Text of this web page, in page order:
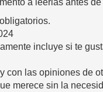
a leerlas antes
incluye si te
con las opiniones de
merece sin la